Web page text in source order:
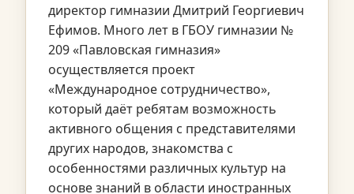
директор гимназии Дмитрий Георгиевич
Ефимов. Много лет в ГБОУ гимназии №
209 «Павловская гимназия»
осуществляется проект
«Международное сотрудничество»,
который даёт ребятам возможность
активного общения с представителями
других народов, знакомства с
особенностями различных культур на
основе знаний в области иностранных